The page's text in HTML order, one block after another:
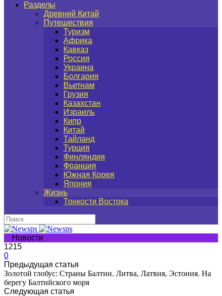
Разделы
Древний Китай
Путешествия
Туризм
Африка
Кавказ
Россия
Украина
Болгария
Вьетнам
Грузия
Казахстан
Израиль
Кипр
Китай
Тайланд
Турция
Финляндия
Франция
Южная Корея
Япония
Жизнь
Тонкости Востока
Новости
1215
0
Предыдущая статья
Золотой глобус: Страны Балтии. Литва, Латвия, Эстония. На
берегу Балтийского моря
Следующая статья